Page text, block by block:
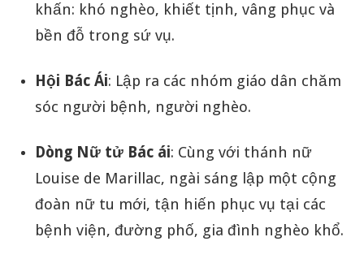
khấn: khó nghèo, khiết tịnh, vâng phục và
bền đỗ trong sứ vụ.
Hội Bác Ái: Lập ra các nhóm giáo dân chăm
sóc người bệnh, người nghèo.
Dòng Nữ tử Bác ái: Cùng với thánh nữ
Louise de Marillac, ngài sáng lập một cộng
đoàn nữ tu mới, tận hiến phục vụ tại các
bệnh viện, đường phố, gia đình nghèo khổ.